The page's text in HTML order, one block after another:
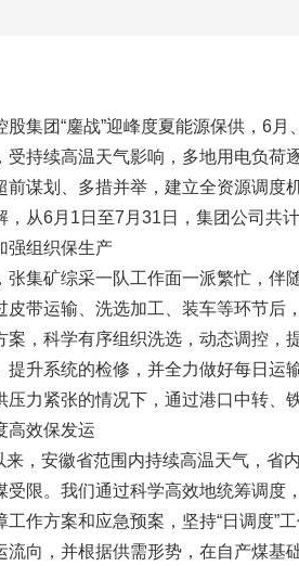
股集团“鏖战”迎峰度夏能源保供，6
受持续高温天气影响，多地用电负荷
前谋划、多措并举，建立全资源调度
，从6月1日至7月31日，集团公司共
强组织保生产
张集矿综采一队工作面一派繁忙，伴
皮带运输、洗选加工、装车等环节后
案，科学有序组织洗选，动态调控，
提升系统的检修，并全力做好每日运
压力紧张的情况下，通过港口中转、
高效保发运
来，安徽省范围内持续高温天气，省
受限。我们通过科学高效地统筹调度
工作方案和应急预案，坚持“日调度”
流向，并根据供需形势，在自产煤基